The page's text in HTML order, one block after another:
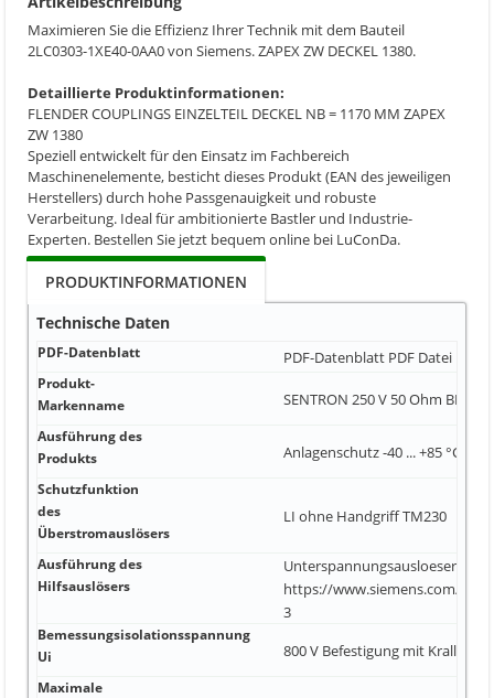
Maximieren Sie die Effizienz Ihrer Technik mit dem Bauteil
2LC0303-1XE40-0AA0 von Siemens. ZAPEX ZW DECKEL 1380.
Detaillierte Produktinformationen:
FLENDER COUPLINGS EINZELTEIL DECKEL NB = 1170 MM ZAPEX
ZW 1380
Speziell entwickelt für den Einsatz im Fachbereich
Maschinenelemente, besticht dieses Produkt (EAN des jeweiligen
Herstellers) durch hohe Passgenauigkeit und robuste
Verarbeitung. Ideal für ambitionierte Bastler und Industrie-
Experten. Bestellen Sie jetzt bequem online bei LuConDa.
PRODUKTINFORMATIONEN
Technische Daten
PDF-Datenblatt PDF-Datenblatt PDF Datei
Produkt-
Markenname
SENTRON 250 V 50 Ohm BNC
Ausführung des
Produkts
Anlagenschutz -40 ... +85 °C Nein
Schutzfunktion
des
Überstromauslösers
LI ohne Handgriff TM230
Ausführung des
Hilfsauslösers
Unterspannungsausloeser
https://www.siemens.com/
3
Bemessungsisolationsspannung
Ui
800 V Befestigung mit Kralle
Maximale